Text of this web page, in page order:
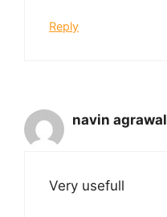
Reply
navin agrawal
Very usefull